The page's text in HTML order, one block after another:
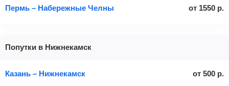
Пермь – Набережные Челны
от 1550 р.
Попутки в Нижнекамск
Казань – Нижнекамск от 500 р.